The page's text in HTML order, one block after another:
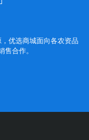
优选商城面向各农资品
合作。